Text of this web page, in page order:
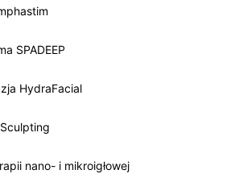
SPADEEP
HydraFacial
nano- i mikroigłowej